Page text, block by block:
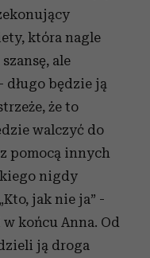
która nagle
ale
długo będzie ją
że to
walczyć do
pomocą innych
nigdy
jak nie ja” -
końcu Anna. Od
ją droga